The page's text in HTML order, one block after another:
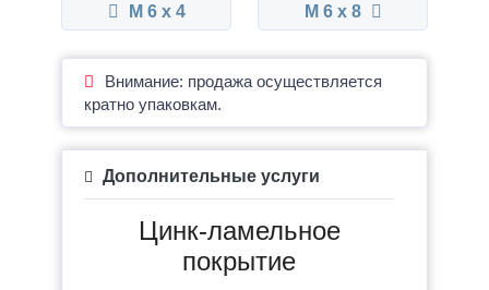
М 6 x 4 М 6 x 8
Внимание: продажа осуществляется
кратно упаковкам.
Дополнительные услуги
Цинк-ламельное
покрытие